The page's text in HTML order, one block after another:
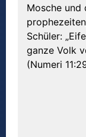
Mosche und
Schüler:
ganze Volk
(Numeri